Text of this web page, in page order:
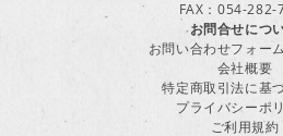
FAX：054-282-
お問合せにつ
お問い合わせフォー
会社概要
特定商取引法に基
プライバシーポ
ご利用規約